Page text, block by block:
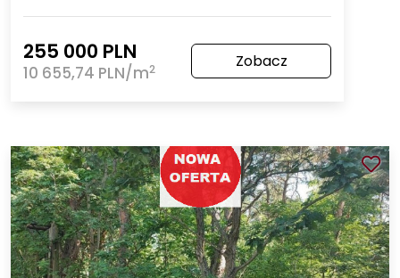
255 000 PLN
10 655,74 PLN/m2 Zobacz